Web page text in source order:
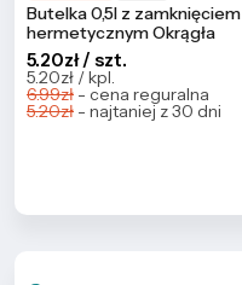
Butelka 0,5l z zamknięciem
hermetycznym Okrągła
5.20zł / szt.
5.20zł / kpl.
6.99zł - cena reguralna
5.20zł - najtaniej z 30 dni